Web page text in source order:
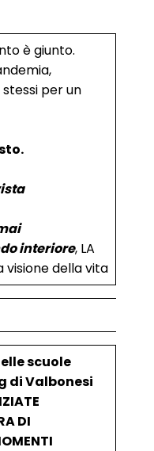
è giunto.
per un
interiore, LA
visione della vita
scuole
di Valbonesi
DI